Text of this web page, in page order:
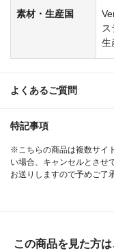
素材・生産国
生
よくあるご質問
特記事項
※こちらの商品は複数サイ
い場合、キャンセルとさせ
お送りしますので予めご了
この商品を見た方